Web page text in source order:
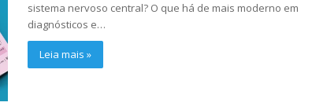
sistema nervoso central? O que há de mais moderno em
diagnósticos e…
Leia mais »